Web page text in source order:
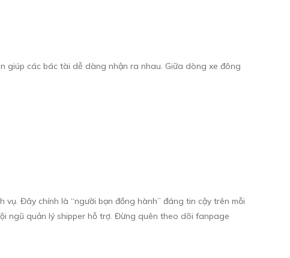
giúp các bác tài dễ dàng nhận ra nhau. Giữa dòng xe đông
Đây chính là “người bạn đồng hành” đáng tin cậy trên mỗi
ngũ quản lý shipper hỗ trợ. Đừng quên theo dõi fanpage